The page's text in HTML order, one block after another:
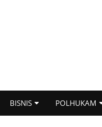
BISNIS POLHUKAM